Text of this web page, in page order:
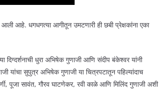
आली आहे. धगधगत्या आगीतून उमटणारी ही छबी प्रेक्षकांना एका
धुरा अभिषेक गुणाजी आणि संदीप बंकेश्वर यांनी
यांचा सुपुत्र अभिषेक गुणाजी या चित्रपटातून पहिल्यांदाच
पूजा सावंत, गौरव घाटणेकर, रवी काळे आणि मिलिंद गुणाजी अशी